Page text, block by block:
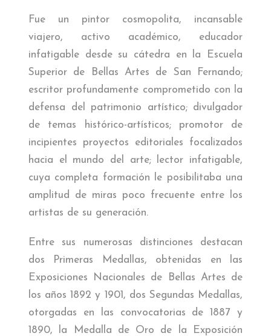
Fue un pintor cosmopolita, incansable
viajero, activo académico, educador
infatigable desde su cátedra en la Escuela
Superior de Bellas Artes de San Fernando;
escritor profundamente comprometido con la
defensa del patrimonio artístico; divulgador
de temas histórico-artísticos; promotor de
incipientes proyectos editoriales focalizados
hacia el mundo del arte; lector infatigable,
cuya completa formación le posibilitaba una
amplitud de miras poco frecuente entre los
artistas de su generación.
Entre sus numerosas distinciones destacan
dos Primeras Medallas, obtenidas en las
Exposiciones Nacionales de Bellas Artes de
los años 1892 y 1901, dos Segundas Medallas,
otorgadas en las convocatorias de 1887 y
1890, la Medalla de Oro de la Exposición